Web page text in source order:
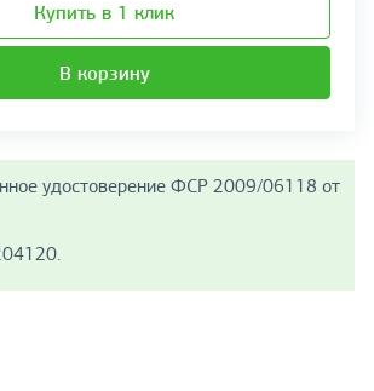
Купить в 1 клик
В корзину
удостоверение ФСР 2009/06118 от